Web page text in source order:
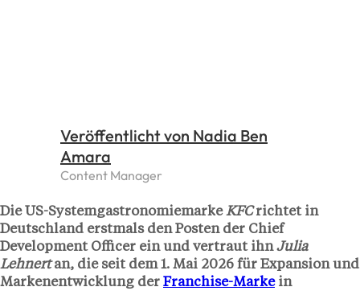
Veröffentlicht von Nadia Ben
Amara
Content Manager
Die US-SystemgastronomiemarkeKFCrichtet in
Deutschland erstmals den Posten der Chief
Development Officer ein und vertraut ihnJulia
Lehnertan, die seit dem 1. Mai 2026 für Expansion und
Markenentwicklung der Franchise-Markein